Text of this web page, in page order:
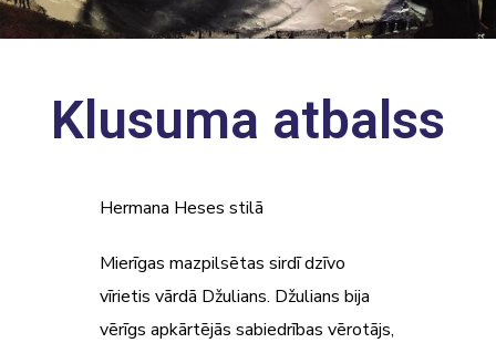
Klusuma atbalss
Hermana Heses stilā
Mierīgas mazpilsētas sirdī dzīvo
vīrietis vārdā Džulians. Džulians bija
vērīgs apkārtējās sabiedrības vērotājs,